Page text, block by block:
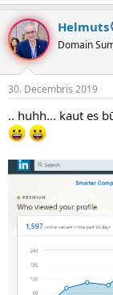
Helmuts
Domain
30. Decembris 2019
.. huhh... kaut es